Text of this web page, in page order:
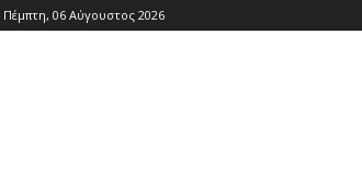
Πέμπτη, 06 Αύγουστος 2026